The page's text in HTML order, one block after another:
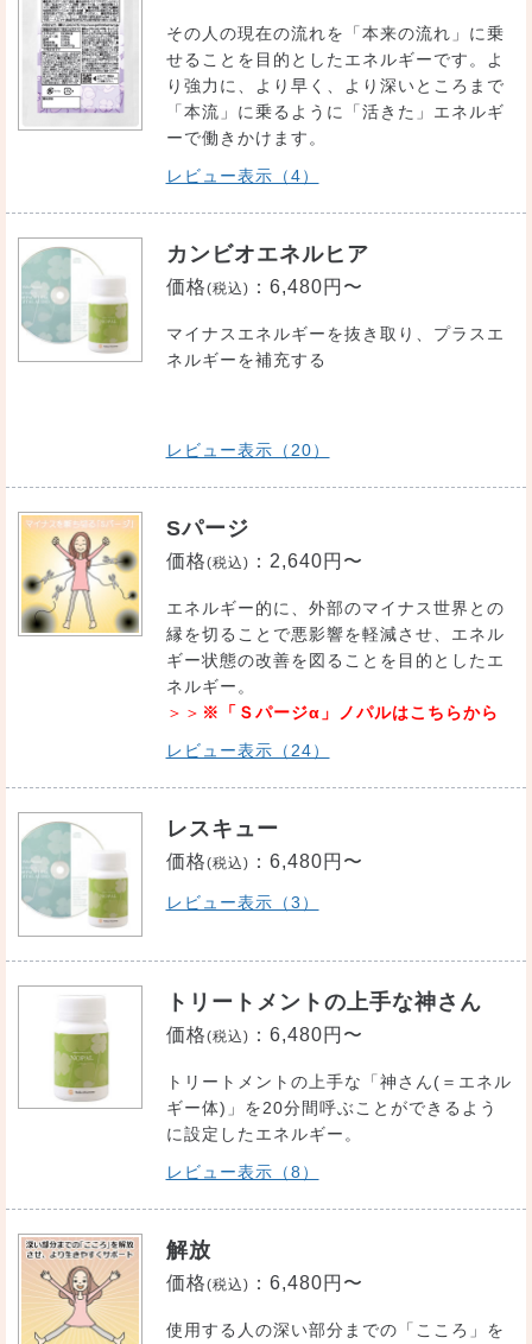
その人の現在の流れを「本来の流れ」に乗
せることを目的としたエネルギーです。よ
り強力に、より早く、より深いところまで
「本流」に乗るように「活きた」エネルギ
ーで働きかけます。
レビュー表示（4）
カンビオエネルヒア
価格(税込) ： 6,480円〜
マイナスエネルギーを抜き取り、プラスエ
ネルギーを補充する
レビュー表示（20）
Sパージ
価格(税込) ： 2,640円〜
エネルギー的に、外部のマイナス世界との
縁を切ることで悪影響を軽減させ、エネル
ギー状態の改善を図ることを目的としたエ
ネルギー。
＞＞ ※「Ｓパージα」ノパルはこちらから
レビュー表示（24）
レスキュー
価格(税込) ： 6,480円〜
レビュー表示（3）
トリートメントの上手な神さん
価格(税込) ： 6,480円〜
トリートメントの上手な「神さん(＝エネル
ギー体)」を20分間呼ぶことができるよう
に設定したエネルギー。
レビュー表示（8）
解放
価格(税込) ： 6,480円〜
使用する人の深い部分までの「こころ」を